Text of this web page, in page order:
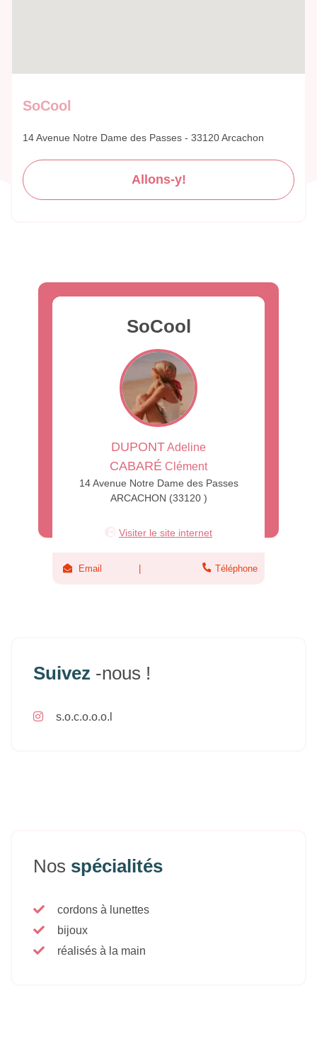
SoCool
14 Avenue Notre Dame des Passes - 33120 Arcachon
Allons-y!
SoCool
DUPONTAdeline
CABARÉ Clément
14 Avenue Notre Dame des Passes
ARCACHON (33120 )
Visiter le site internet
Email Téléphone
Suivez -nous !
s.o.c.o.o.o.l
Nos spécialités
cordons à lunettes
bijoux
réalisés à la main